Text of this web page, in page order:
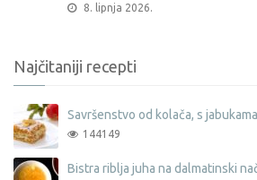
8. lipnja 2026.
Najčitaniji recepti
Savršenstvo od kolača, s
144149
Bistra riblja juha na dalmatinski